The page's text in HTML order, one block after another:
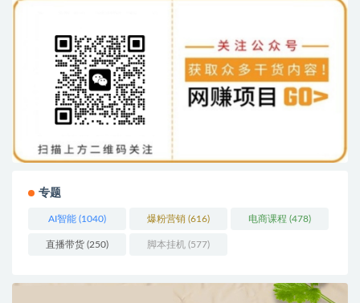
专题
AI智能 (1040) 爆粉营销 (616) 电商课程 (478)
直播带货 (250) 脚本挂机 (577)